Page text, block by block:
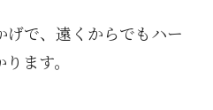
げで、遠くからでもハー
ます。